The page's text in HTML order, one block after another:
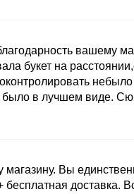
вашему
букет на
было в лучшем виде.
Вы
доставка.